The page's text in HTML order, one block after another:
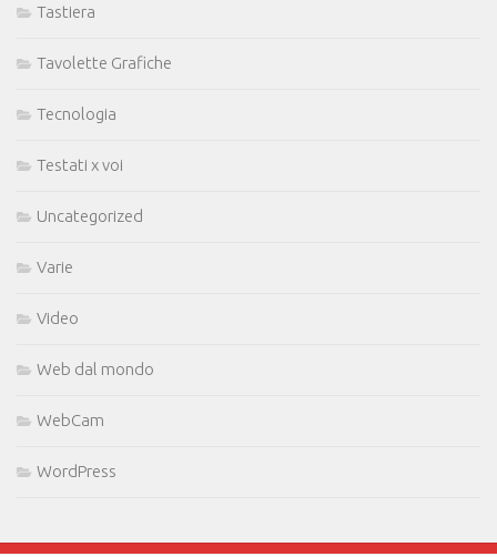
Tastiera
Tavolette Grafiche
Tecnologia
Testati x voi
Uncategorized
Varie
Video
Web dal mondo
WebCam
WordPress